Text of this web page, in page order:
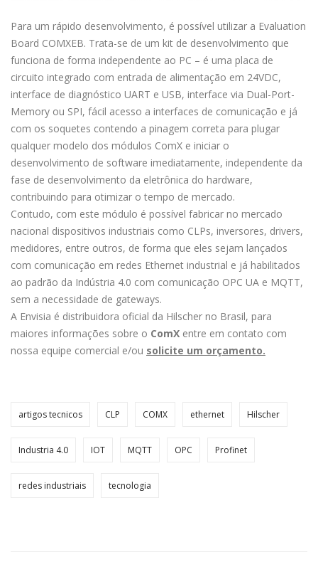
Para um rápido desenvolvimento, é possível utilizar a Evaluation
Board COMXEB. Trata-se de um kit de desenvolvimento que
funciona de forma independente ao PC – é uma placa de
circuito integrado com entrada de alimentação em 24VDC,
interface de diagnóstico UART e USB, interface via Dual-Port-
Memory ou SPI, fácil acesso a interfaces de comunicação e já
com os soquetes contendo a pinagem correta para plugar
qualquer modelo dos módulos ComX e iniciar o
desenvolvimento de software imediatamente, independente da
fase de desenvolvimento da eletrônica do hardware,
contribuindo para otimizar o tempo de mercado.
Contudo, com este módulo é possível fabricar no mercado
nacional dispositivos industriais como CLPs, inversores, drivers,
medidores, entre outros, de forma que eles sejam lançados
com comunicação em redes Ethernet industrial e já habilitados
ao padrão da Indústria 4.0 com comunicação OPC UA e MQTT,
sem a necessidade de gateways.
A Envisia é distribuidora oficial da Hilscher no Brasil, para
maiores informações sobre o ComX entre em contato com
nossa equipe comercial e/ou solicite um orçamento.
artigos tecnicos CLP COMX ethernet Hilscher
Industria 4.0 IOT MQTT OPC Profinet
redes industriais tecnologia